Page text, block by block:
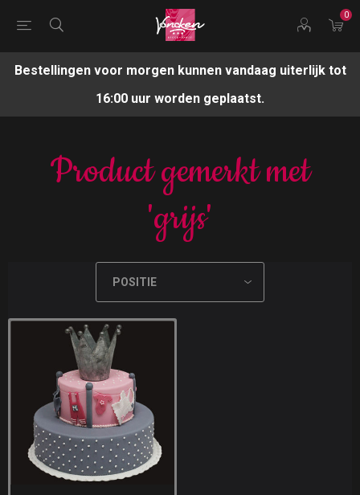
0
Bestellingen voor morgen kunnen vandaag uiterlijk tot
16:00 uur worden geplaatst.
Product gemerkt met
'grijs'